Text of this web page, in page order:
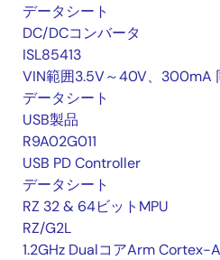
データシート
DC/DCコンバータ
ISL85413
VIN範囲3.5V～40V、300mA
データシート
USB製品
R9A02G011
USB PD Controller
データシート
RZ 32 & 64ビットMPU
RZ/G2L
1.2GHz DualコアArm Cortex-